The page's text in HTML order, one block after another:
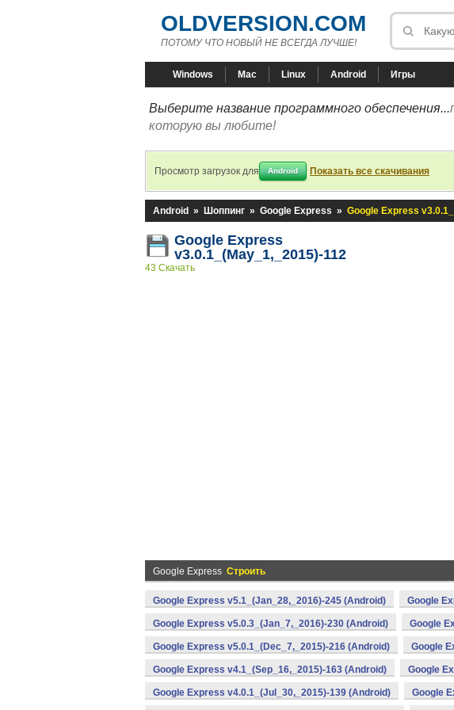
OLDVERSION.COM
ПОТОМУ ЧТО НОВЫЙ НЕ ВСЕГДА ЛУЧШЕ!
Windows Mac Linux Android Игры
Выберите название программного обеспечения...
которую вы любите!
Просмотр загрузок для Android Показать все скачивания
Android » Шоппинг » Google Express » Google Express
Google Express
v3.0.1_(May_1,_2015)-112
43 Скачать
Google Express Строить
Google Express v5.1_(Jan_28,_2016)-245 (Android) Google
Google Express v5.0.3_(Jan_7,_2016)-230 (Android) Google
Google Express v5.0.1_(Dec_7,_2015)-216 (Android) Google
Google Express v4.1_(Sep_16,_2015)-163 (Android) Google
Google Express v4.0.1_(Jul_30,_2015)-139 (Android) Google